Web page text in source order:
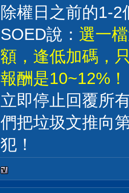
除權日之前的1-
SOED說： 選一
額，逢低加碼，
報酬是10~12%！
立即停止回覆所
們把垃圾文推向
犯！